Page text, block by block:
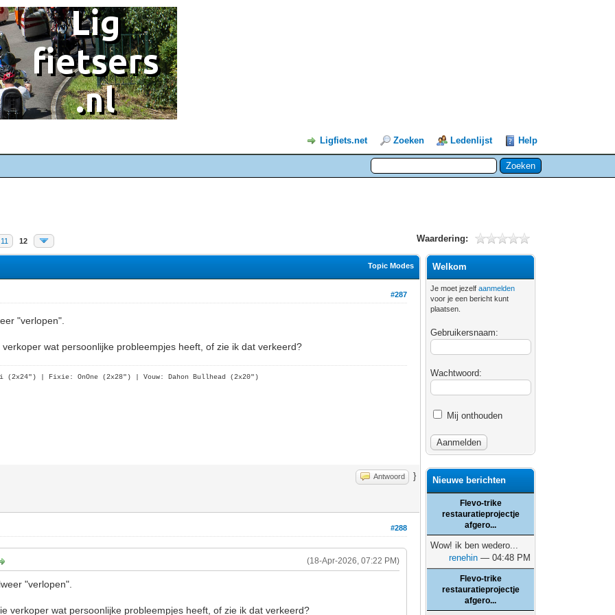
Ligfiets.net Zoeken Ledenlijst Help
11 12 Waardering:
Topic Modes
#287
"verlopen".
wat persoonlijke probleempjes heeft, of zie ik dat verkeerd?
(2x24") | Fixie: OnOne (2x28") | Vouw: Dahon Bullhead (2x20")
Antwoord }
#288
(18-Apr-2026, 07:22 PM)
"verlopen".
verkoper wat persoonlijke probleempjes heeft, of zie ik dat verkeerd?
Welkom
Je moet jezelfaanmelden
voor je een bericht kunt
plaatsen.
Gebruikersnaam:
Wachtwoord:
Mij onthouden
Nieuwe berichten
Flevo-trike
restauratieprojectje
afgero...
Wow! ik ben wedero...
renehin — 04:48 PM
Flevo-trike
restauratieprojectje
afgero...